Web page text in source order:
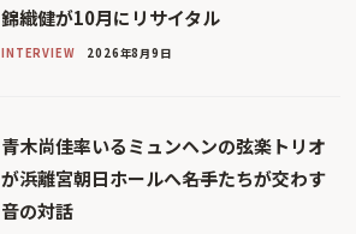
錦織健が10月にリサイタル
INTERVIEW 2026年8月9日
青木尚佳率いるミュンヘンの弦楽トリオ
が浜離宮朝日ホールへ――名手たちが交わす
音の対話